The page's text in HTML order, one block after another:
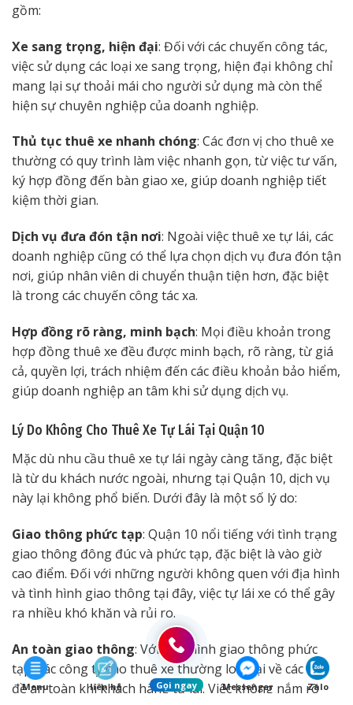
gồm:
Xe sang trọng, hiện đại: Đối với các chuyến công tác,
việc sử dụng các loại xe sang trọng, hiện đại không chỉ
mang lại sự thoải mái cho người sử dụng mà còn thể
hiện sự chuyên nghiệp của doanh nghiệp.
Thủ tục thuê xe nhanh chóng: Các đơn vị cho thuê xe
thường có quy trình làm việc nhanh gọn, từ việc tư vấn,
ký hợp đồng đến bàn giao xe, giúp doanh nghiệp tiết
kiệm thời gian.
Dịch vụ đưa đón tận nơi: Ngoài việc thuê xe tự lái, các
doanh nghiệp cũng có thể lựa chọn dịch vụ đưa đón tận
nơi, giúp nhân viên di chuyển thuận tiện hơn, đặc biệt
là trong các chuyến công tác xa.
Hợp đồng rõ ràng, minh bạch: Mọi điều khoản trong
hợp đồng thuê xe đều được minh bạch, rõ ràng, từ giá
cả, quyền lợi, trách nhiệm đến các điều khoản bảo hiểm,
giúp doanh nghiệp an tâm khi sử dụng dịch vụ.
Lý Do Không Cho Thuê Xe Tự Lái Tại Quận 10
Mặc dù nhu cầu thuê xe tự lái ngày càng tăng, đặc biệt
là từ du khách nước ngoài, nhưng tại Quận 10, dịch vụ
này lại không phổ biến. Dưới đây là một số lý do:
Giao thông phức tạp: Quận 10 nổi tiếng với tình trạng
giao thông đông đúc và phức tạp, đặc biệt là vào giờ
cao điểm. Đối với những người không quen với địa hình
và tình hình giao thông tại đây, việc tự lái xe có thể gây
ra nhiều khó khăn và rủi ro.
An toàn giao thông: Với tình hình giao thông phức
tạp, các công ty cho thuê xe thường lo ngại về các vấn
đề an toàn khi khách hàng tự lái. Việc không nắm rõ
Menu liên hệ Gọi ngay Messenger Zalo